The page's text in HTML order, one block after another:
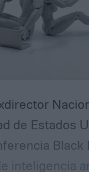
de Estados
Black
inteligencia